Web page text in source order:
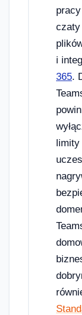
czaty
i
365.
limity